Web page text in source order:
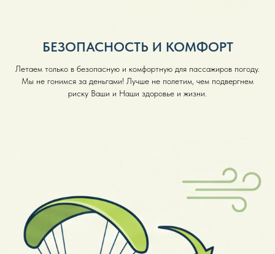
БЕЗОПАСНОСТЬ И КОМФОРТ
Летаем только в безопасную и комфортную для пассажиров погоду.
Мы не гонимся за деньгами! Лучше не полетим, чем подвергнем
риску Ваши и Наши здоровье и жизни.